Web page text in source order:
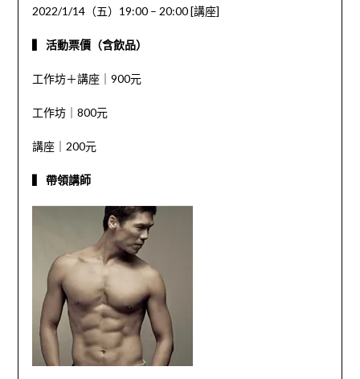
2022/1/14（五）19:00 – 20:00 [講座]
▍ 活動票價（含飲品）
工作坊＋講座｜900元
工作坊｜800元
講座｜200元
▍ 帶領講師